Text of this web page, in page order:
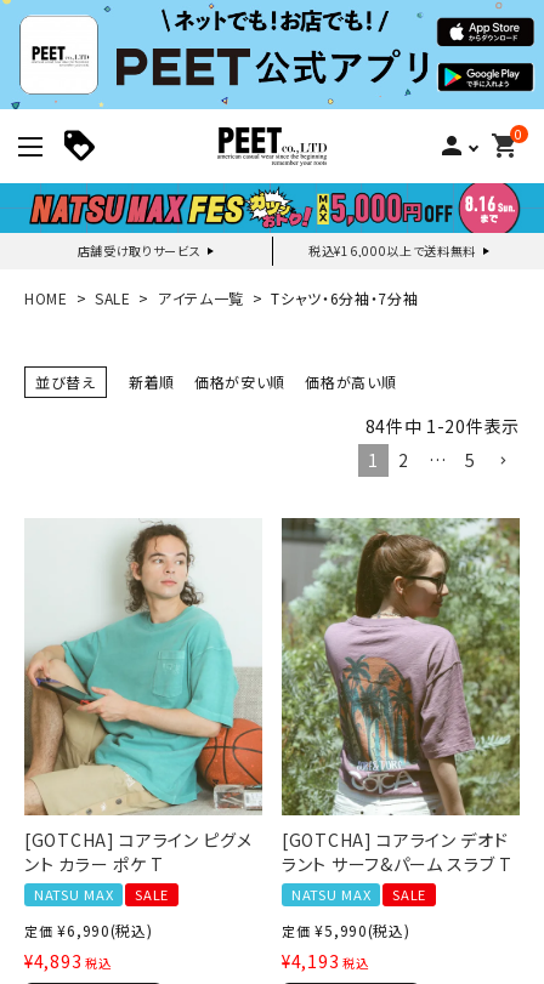
person 0
shopping_cart
店舗受け取りサービス 税込¥16,000以上で送料無料
新規会員登録｜ログイン
ご利用ガイド
詳しい条件から探す
HOME SALE アイテム一覧 Tシャツ・6分袖・7分袖
並び替え 新着順 価格が安い順 価格が高い順
84件中 1-20件表示
1
2 … 5
[GOTCHA] コアライン ピグメ
ント カラー ポケ T
NATSU MAX
SALE
定価 ¥6,990(税込)
¥4,893 税込
[GOTCHA] コアライン デオド
ラント サーフ&パーム スラブ T
NATSU MAX
SALE
定価 ¥5,990(税込)
¥4,193 税込